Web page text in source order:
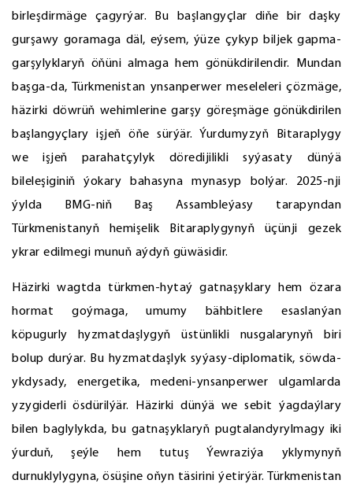
birleşdirmäge çagyrýar. Bu başlangyçlar diňe bir daşky
gurşawy goramaga däl, eýsem, ýüze çykyp biljek gapma-
garşylyklaryň öňüni almaga hem gönükdirilendir. Mundan
başga-da, Türkmenistan ynsanperwer meseleleri çözmäge,
häzirki döwrüň wehimlerine garşy göreşmäge gönükdirilen
başlangyçlary işjeň öňe sürýär. Ýurdumyzyň Bitaraplygy
we işjeň parahatçylyk döredijilikli syýasaty dünýä
bileleşiginiň ýokary bahasyna mynasyp bolýar. 2025-nji
ýylda BMG-niň Baş Assambleýasy tarapyndan
Türkmenistanyň hemişelik Bitaraplygynyň üçünji gezek
ykrar edilmegi munuň aýdyň güwäsidir.
Häzirki wagtda türkmen-hytaý gatnaşyklary hem özara
hormat goýmaga, umumy bähbitlere esaslanýan
köpugurly hyzmatdaşlygyň üstünlikli nusgalarynyň biri
bolup durýar. Bu hyzmatdaşlyk syýasy-diplomatik, söwda-
ykdysady, energetika, medeni-ynsanperwer ulgamlarda
yzygiderli ösdürilýär. Häzirki dünýä we sebit ýagdaýlary
bilen baglylykda, bu gatnaşyklaryň pugtalandyrylmagy iki
ýurduň, şeýle hem tutuş Ýewraziýa yklymynyň
durnuklylygyna, ösüşine oňyn täsirini ýetirýär. Türkmenistan